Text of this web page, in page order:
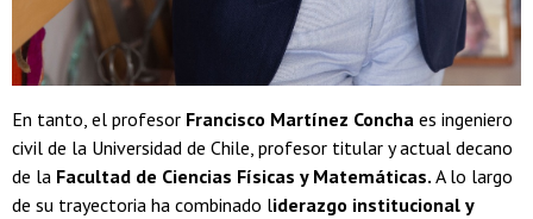
En tanto, el profesor Francisco Martínez Concha es ingeniero
civil de la Universidad de Chile, profesor titular y actual decano
de la Facultad de Ciencias Físicas y Matemáticas. A lo largo
de su trayectoria ha combinado liderazgo institucional y